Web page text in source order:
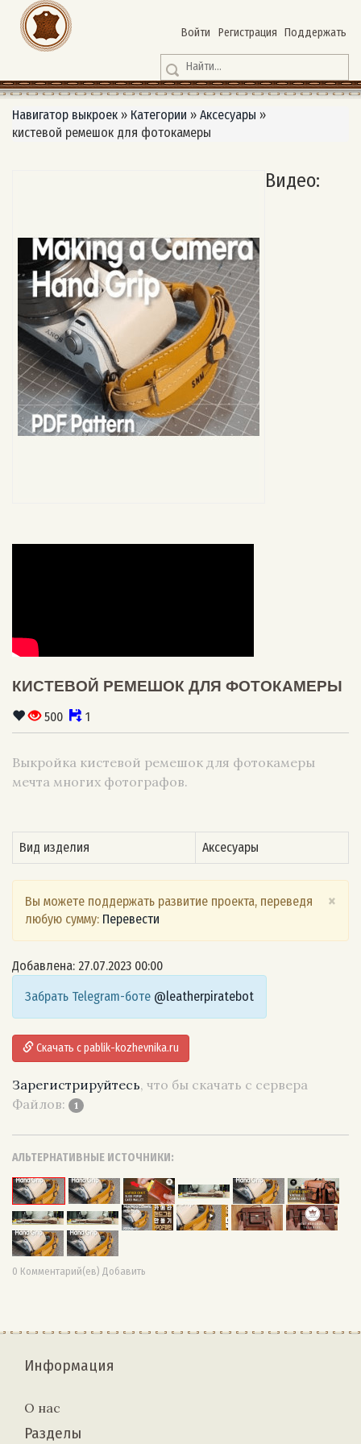
Войти Регистрация Поддержать
Навигатор выкроек » Категории » Аксесуары »
кистевой ремешок для фотокамеры
Видео:
КИСТЕВОЙ РЕМЕШОК ДЛЯ ФОТОКАМЕРЫ
500 1
Выкройка кистевой ремешок для фотокамеры
мечта многих фотографов.
Вид изделия Аксесуары
×
Вы можете поддержать развитие проекта, переведя
любую сумму: Перевести
Добавлена: 27.07.2023 00:00
Забрать Telegram-боте @leatherpiratebot
Скачать с pablik-kozhevnika.ru
Зарегистрируйтесь, что бы скачать с сервера
Файлов:
1
АЛЬТЕРНАТИВНЫЕ ИСТОЧНИКИ:
0 Комментарий(ев) Добавить
Информация
О нас
Разделы